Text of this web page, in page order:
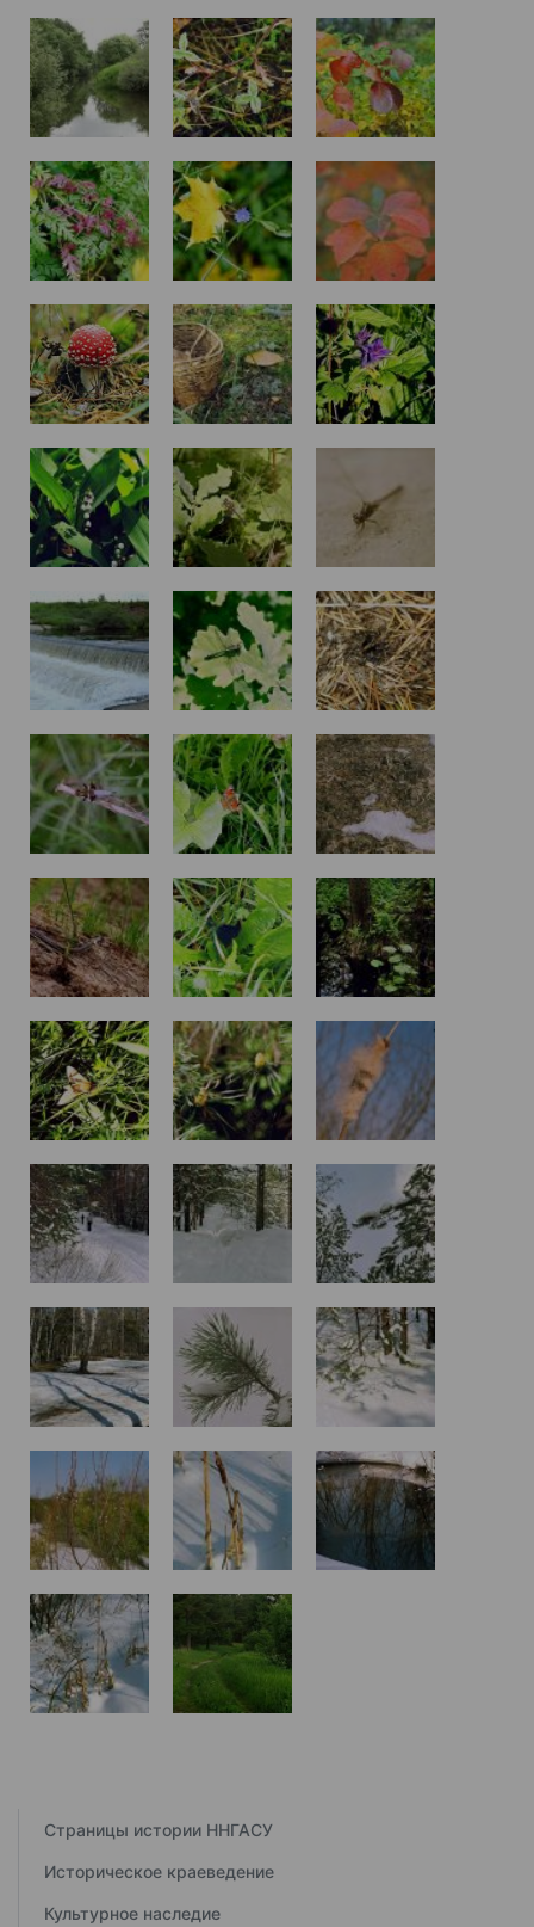
Страницы истории ННГАСУ
Историческое краеведение
Культурное наследие